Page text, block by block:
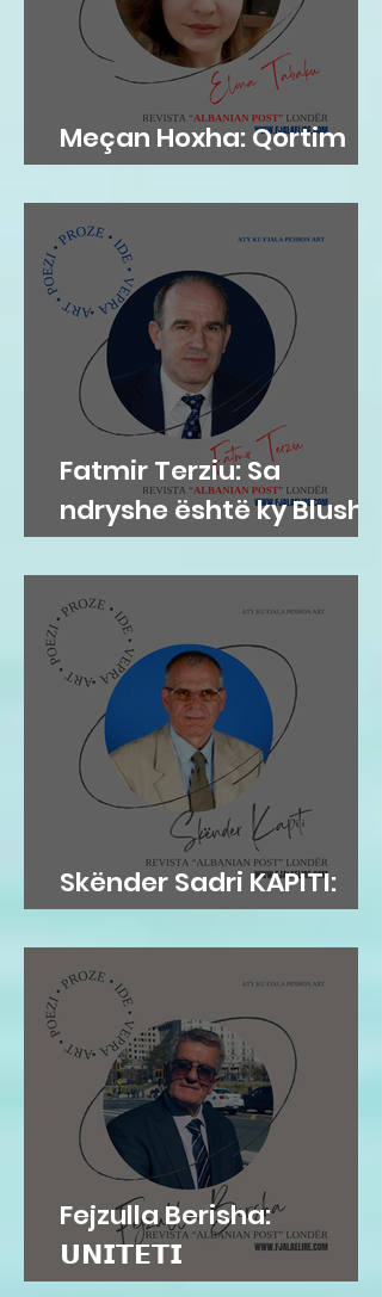
Meçan Hoxha: Qortim
me dashuri
Fatmir Terziu: Sa
ndryshe është ky Blushi
nga Blushi
Skënder Sadri KAPITI:
Adem Jashari dhe...
Fejzulla Berisha:
𝗨𝗡𝗜𝗧𝗘𝗧𝗜